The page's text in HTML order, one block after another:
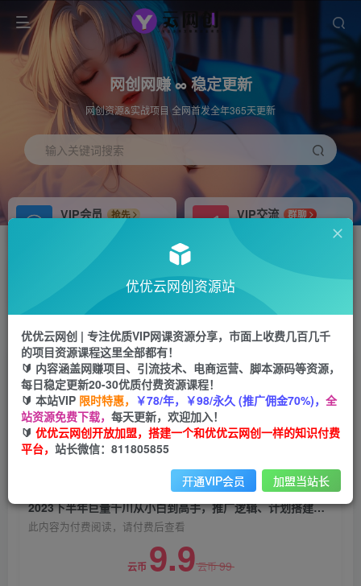
网创网赚 ∞ 稳定更新
网创资源&实战项目 全网首发全年365天更新
输入关键词搜索
VIP会员
抢先
免费下载全站资源
VIP交流
群聊
研究探讨更多创业项目路子。
站长V：hu91275
推荐
首页 冒泡网 正文
2023下半年巨量千川从小白到高手，推广逻辑、
计划搭建、搭建思路等
优优云网创
2年前发布
关注 私信
2023下半年巨量千川从小白到高手，推广逻辑、计划搭建、搭建思路等
此内容为付费阅读，请付费后查看
云币 9.9云币99
优优云网创资源站
优优云网创 | 专注优质VIP网课资源分享，市面上收费几百几千
的项目资源课程这里全部都有！
🔰 内容涵盖网赚项目、引流技术、电商运营、脚本源码等资源，
每日稳定更新20-30优质付费资源课程！
🔰 本站VIP 限时特惠， ￥78/年，￥98/永久 (推广佣金70%)， 全
站资源免费下载， 每天更新，欢迎加入！
🔰 优优云网创开放加盟，搭建一个和优优云网创一样的知识付费
平台， 站长微信：811805855
开通VIP会员 加盟当站长